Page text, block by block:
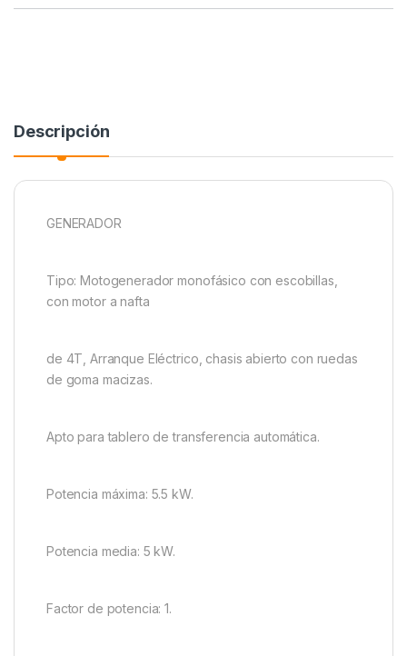
Descripción
GENERADOR
Tipo: Motogenerador monofásico con escobillas,
con motor a nafta
de 4T, Arranque Eléctrico, chasis abierto con ruedas
de goma macizas.
Apto para tablero de transferencia automática.
Potencia máxima: 5.5 kW.
Potencia media: 5 kW.
Factor de potencia: 1.